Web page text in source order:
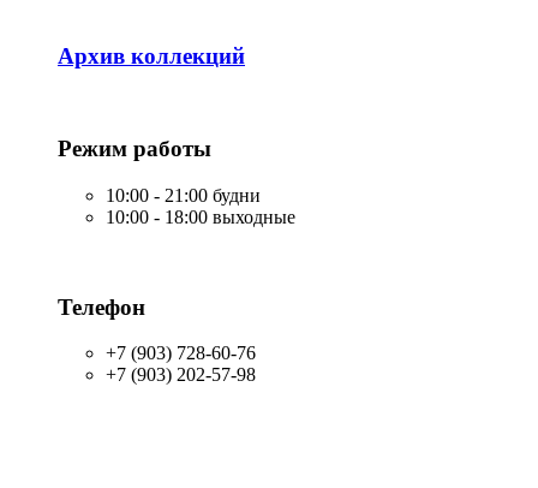
Архив коллекций
Режим работы
10:00 - 21:00 будни
10:00 - 18:00 выходные
Телефон
+7 (903) 728-60-76
+7 (903) 202-57-98